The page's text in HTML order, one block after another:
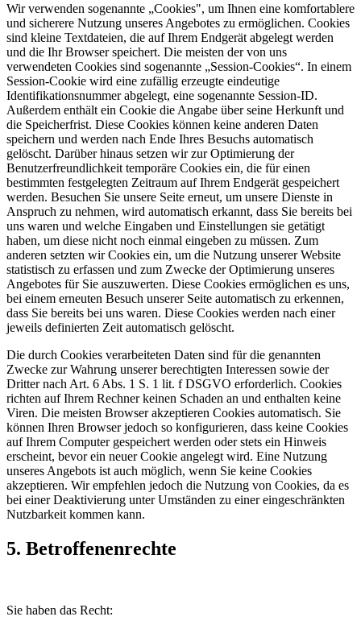
Wir verwenden sogenannte „Cookies", um Ihnen eine komfortablere
und sicherere Nutzung unseres Angebotes zu ermöglichen. Cookies
sind kleine Textdateien, die auf Ihrem Endgerät abgelegt werden
und die Ihr Browser speichert. Die meisten der von uns
verwendeten Cookies sind sogenannte „Session-Cookies“. In einem
Session-Cookie wird eine zufällig erzeugte eindeutige
Identifikationsnummer abgelegt, eine sogenannte Session-ID.
Außerdem enthält ein Cookie die Angabe über seine Herkunft und
die Speicherfrist. Diese Cookies können keine anderen Daten
speichern und werden nach Ende Ihres Besuchs automatisch
gelöscht. Darüber hinaus setzen wir zur Optimierung der
Benutzerfreundlichkeit temporäre Cookies ein, die für einen
bestimmten festgelegten Zeitraum auf Ihrem Endgerät gespeichert
werden. Besuchen Sie unsere Seite erneut, um unsere Dienste in
Anspruch zu nehmen, wird automatisch erkannt, dass Sie bereits bei
uns waren und welche Eingaben und Einstellungen sie getätigt
haben, um diese nicht noch einmal eingeben zu müssen. Zum
anderen setzten wir Cookies ein, um die Nutzung unserer Website
statistisch zu erfassen und zum Zwecke der Optimierung unseres
Angebotes für Sie auszuwerten. Diese Cookies ermöglichen es uns,
bei einem erneuten Besuch unserer Seite automatisch zu erkennen,
dass Sie bereits bei uns waren. Diese Cookies werden nach einer
jeweils definierten Zeit automatisch gelöscht.
Die durch Cookies verarbeiteten Daten sind für die genannten
Zwecke zur Wahrung unserer berechtigten Interessen sowie der
Dritter nach Art. 6 Abs. 1 S. 1 lit. f DSGVO erforderlich. Cookies
richten auf Ihrem Rechner keinen Schaden an und enthalten keine
Viren. Die meisten Browser akzeptieren Cookies automatisch. Sie
können Ihren Browser jedoch so konfigurieren, dass keine Cookies
auf Ihrem Computer gespeichert werden oder stets ein Hinweis
erscheint, bevor ein neuer Cookie angelegt wird. Eine Nutzung
unseres Angebots ist auch möglich, wenn Sie keine Cookies
akzeptieren. Wir empfehlen jedoch die Nutzung von Cookies, da es
bei einer Deaktivierung unter Umständen zu einer eingeschränkten
Nutzbarkeit kommen kann.
5. Betroffenenrechte
Sie haben das Recht: